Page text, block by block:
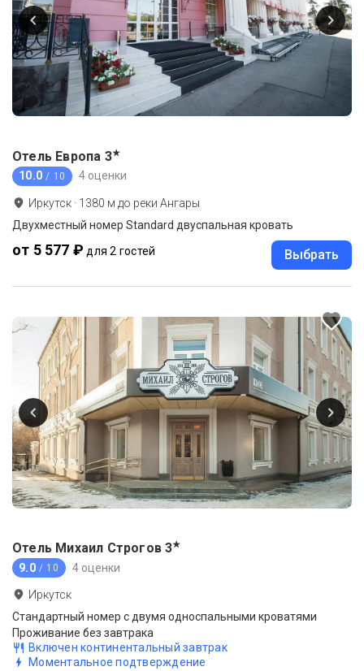
Отель Европа 3★
10.0 / 10 4 оценки
Иркутск · 1380 м до реки Ангары
Двухместный номер Standard двуспальная кровать
от 5 577 ₽ для 2 гостей Выбрать
Отель Михаил Строгов 3★
9.0 / 10 4 оценки
Иркутск
Стандартный номер с двумя односпальными кроватями
Проживание без завтрака
Включен континентальный завтрак
Моментальное подтверждение